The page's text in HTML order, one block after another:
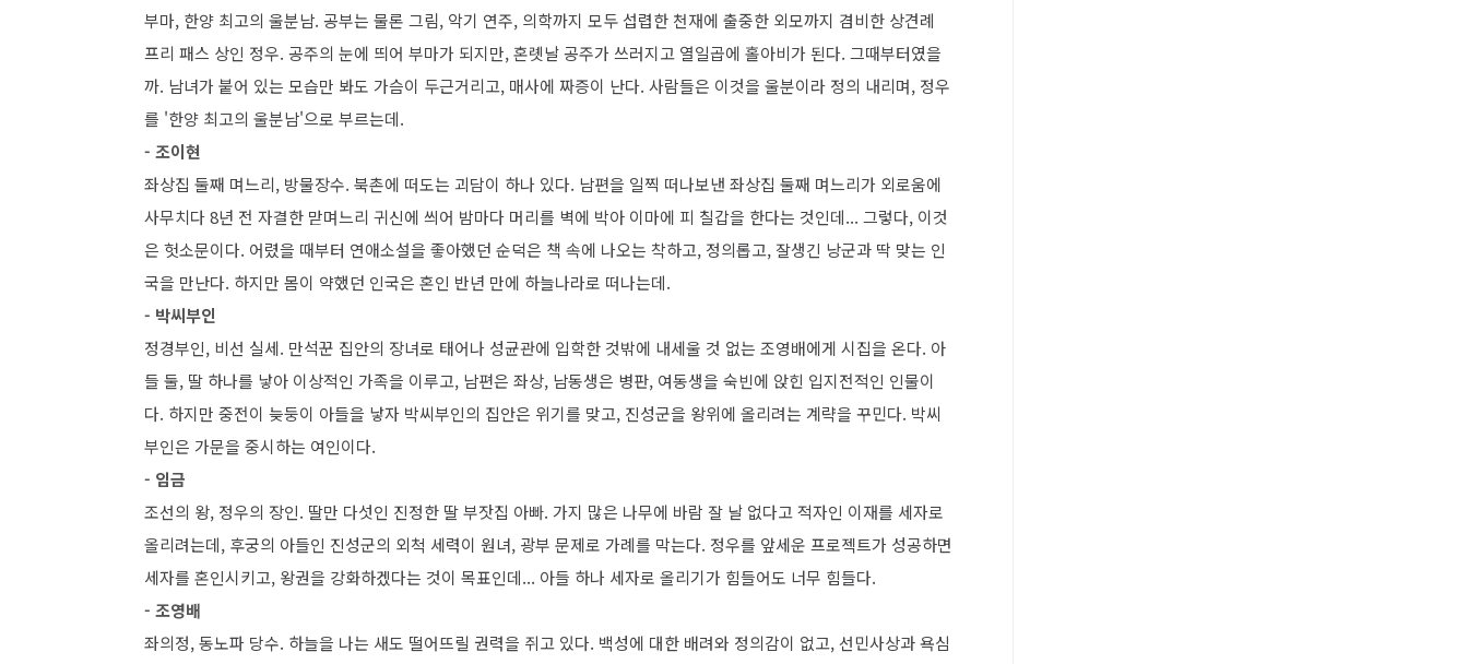
부마, 한양 최고의 울분남. 공부는 물론 그림, 악기 연주, 의학까지 모두 섭렵한 천재에 출중한 외모까지 겸비한 상견례
프리 패스 상인 정우. 공주의 눈에 띄어 부마가 되지만, 혼롓날 공주가 쓰러지고 열일곱에 홀아비가 된다. 그때부터였을
까. 남녀가 붙어 있는 모습만 봐도 가슴이 두근거리고, 매사에 짜증이 난다. 사람들은 이것을 울분이라 정의 내리며, 정우
를 '한양 최고의 울분남'으로 부르는데.
- 조이현
좌상집 둘째 며느리, 방물장수. 북촌에 떠도는 괴담이 하나 있다. 남편을 일찍 떠나보낸 좌상집 둘째 며느리가 외로움에
사무치다 8년 전 자결한 맏며느리 귀신에 씌어 밤마다 머리를 벽에 박아 이마에 피 칠갑을 한다는 것인데... 그렇다, 이것
은 헛소문이다. 어렸을 때부터 연애소설을 좋아했던 순덕은 책 속에 나오는 착하고, 정의롭고, 잘생긴 낭군과 딱 맞는 인
국을 만난다. 하지만 몸이 약했던 인국은 혼인 반년 만에 하늘나라로 떠나는데.
- 박씨부인
정경부인, 비선 실세. 만석꾼 집안의 장녀로 태어나 성균관에 입학한 것밖에 내세울 것 없는 조영배에게 시집을 온다. 아
들 둘, 딸 하나를 낳아 이상적인 가족을 이루고, 남편은 좌상, 남동생은 병판, 여동생을 숙빈에 앉힌 입지전적인 인물이
다. 하지만 중전이 늦둥이 아들을 낳자 박씨부인의 집안은 위기를 맞고, 진성군을 왕위에 올리려는 계략을 꾸민다. 박씨
부인은 가문을 중시하는 여인이다.
- 임금
조선의 왕, 정우의 장인. 딸만 다섯인 진정한 딸 부잣집 아빠. 가지 많은 나무에 바람 잘 날 없다고 적자인 이재를 세자로
올리려는데, 후궁의 아들인 진성군의 외척 세력이 원녀, 광부 문제로 가례를 막는다. 정우를 앞세운 프로젝트가 성공하면
세자를 혼인시키고, 왕권을 강화하겠다는 것이 목표인데... 아들 하나 세자로 올리기가 힘들어도 너무 힘들다.
- 조영배
좌의정, 동노파 당수. 하늘을 나는 새도 떨어뜨릴 권력을 쥐고 있다. 백성에 대한 배려와 정의감이 없고, 선민사상과 욕심